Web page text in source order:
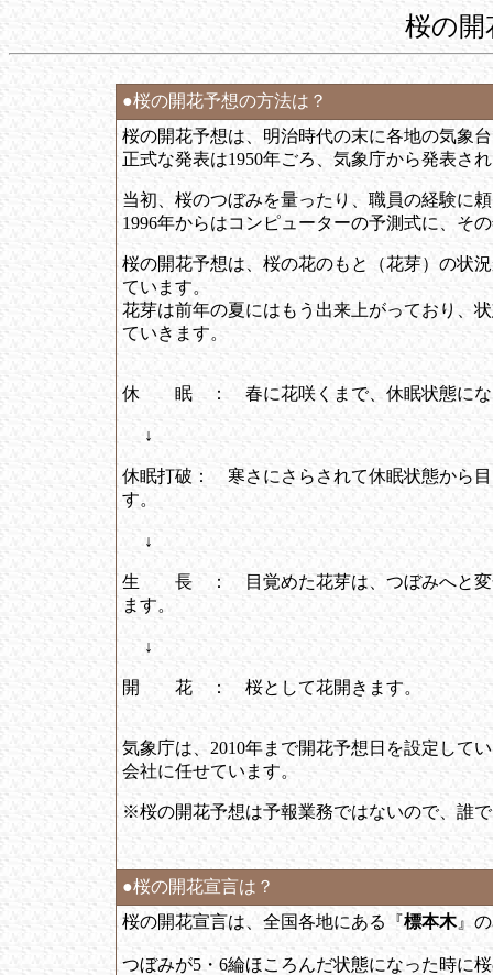
桜の開
●桜の開花予想の方法は？
桜の開花予想は、明治時代の末に各地の気象
正式な発表は1950年ごろ、気象庁から発表さ
当初、桜のつぼみを量ったり、職員の経験に
1996年からはコンピューターの予測式に、そ
桜の開花予想は、桜の花のもと（花芽）の状
ています。
花芽は前年の夏にはもう出来上がっており、
ていきます。
休 眠 ： 春に花咲くまで、休眠状態にな
↓
休眠打破： 寒さにさらされて休眠状態から
す。
↓
生 長 ： 目覚めた花芽は、つぼみへと変
ます。
↓
開 花 ： 桜として花開きます。
気象庁は、2010年まで開花予想日を設定して
会社に任せています。
※桜の開花予想は予報業務ではないので、誰
●桜の開花宣言は？
桜の開花宣言は、全国各地にある『標本木』
つぼみが5・6綸ほころんだ状態になった時に